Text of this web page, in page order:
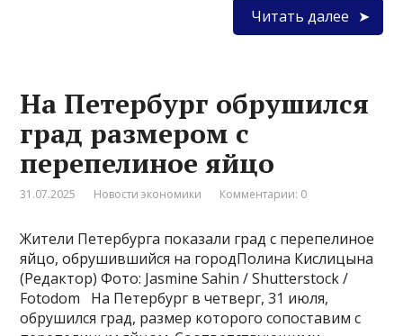
Читать далее
На Петербург обрушился
град размером с
перепелиное яйцо
31.07.2025 Новости экономики Комментарии: 0
Жители Петербурга показали град с перепелиное
яйцо, обрушившийся на городПолина Кислицына
(Редактор) Фото: Jasmine Sahin / Shutterstock /
Fotodom На Петербург в четверг, 31 июля,
обрушился град, размер которого сопоставим с